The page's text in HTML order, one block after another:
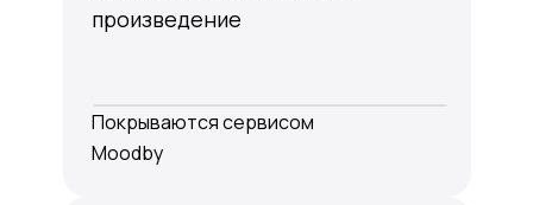
произведение
Покрываются сервисом
Moodby